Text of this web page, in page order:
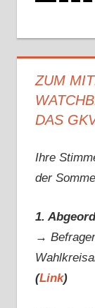
ZUM
DAS
Ihre
der
1.
→
(Link)